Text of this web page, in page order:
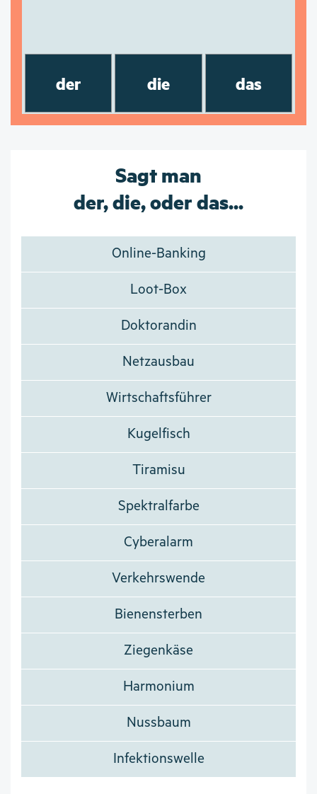
der die das
Sagt man
der, die, oder das...
Online-Banking
Loot-Box
Doktorandin
Netzausbau
Wirtschaftsführer
Kugelfisch
Tiramisu
Spektralfarbe
Cyberalarm
Verkehrswende
Bienensterben
Ziegenkäse
Harmonium
Nussbaum
Infektionswelle